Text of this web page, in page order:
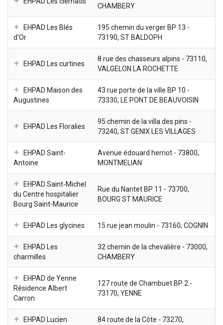
CHAMBERY
EHPAD Les Blés
d'Or
195 chemin du verger BP 13 -
73190, ST BALDOPH
EHPAD Les curtines
8 rue des chasseurs alpins - 73110,
VALGELON LA ROCHETTE
EHPAD Maison des
Augustines
43 rue porte de la ville BP 10 -
73330, LE PONT DE BEAUVOISIN
EHPAD Les Floralies
95 chemin de la villa des pins -
73240, ST GENIX LES VILLAGES
EHPAD Saint-
Antoine
Avenue édouard herriot - 73800,
MONTMELIAN
EHPAD Saint-Michel
du Centre hospitalier
Bourg Saint-Maurice
Rue du Nantet BP 11 - 73700,
BOURG ST MAURICE
EHPAD Les glycines 15 rue jean moulin - 73160, COGNIN
EHPAD Les
charmilles
32 chemin de la chevalière - 73000,
CHAMBERY
EHPAD de Yenne
Résidence Albert
Carron
127 route de Chambuet BP 2 -
73170, YENNE
EHPAD Lucien
84 route de la Côte - 73270,